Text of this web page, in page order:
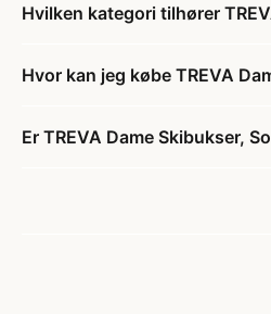
Hvilken kategori tilhører
Hvor kan jeg købe TREVA
Er TREVA Dame Skibukser,